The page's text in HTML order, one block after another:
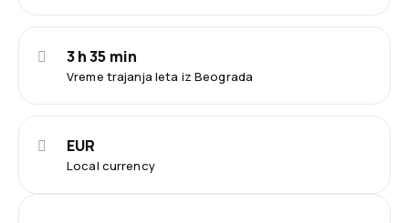
Vreme trajanja leta iz Beograda
3 h 35 min
Local currency
EUR